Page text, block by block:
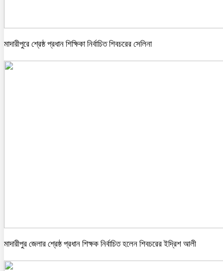
মাদারীপুরে শ্রেষ্ঠ প্রধান শিক্ষিকা নির্বাচিত শিবচরের সেলিনা
মাদারীপুর জেলার শ্রেষ্ঠ প্রধান শিক্ষক নির্বাচিত হলেন শিবচরের ইদ্রিশ আলী